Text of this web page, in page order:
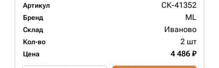
Артикул СК-41352
Бренд ML
Склад Иваново
Кол-во 2 шт
Цена 4 486 ₽